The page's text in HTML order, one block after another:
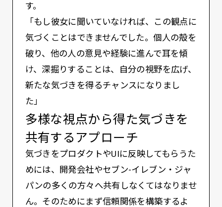
す。
「もし彼⼥に聞いていなければ、この観点に
気づくことはできませんでした。個人の殻を
破り、他の人の意見や経験に進んで耳を傾
け、深掘りすることは、自分の視野を広げ、
新たな気づきを得るチャンスになりまし
た」
多様な視点から得た気づきを
共有するアプローチ
気づきをプロダクトやUIに反映してもらうた
めには、開発会社やセブン-イレブン・ジャ
パンの多くの方々へ共有しなくてはなりませ
ん。そのためにまず信頼関係を構築するよ